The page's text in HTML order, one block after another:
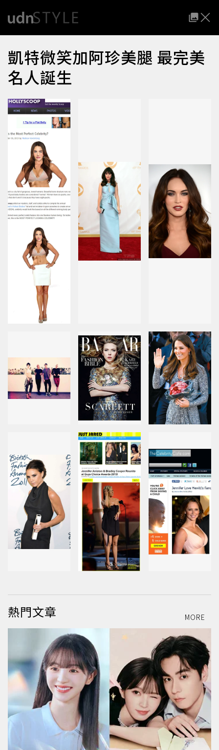
凱特微笑加阿珍美腿 最完美
名人誕生
熱門文章 MORE